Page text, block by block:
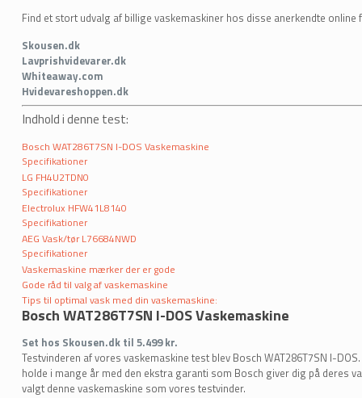
Find et stort udvalg af billige vaskemaskiner hos disse anerkendte online
Skousen.dk
Lavprishvidevarer.dk
Whiteaway.com
Hvidevareshoppen.dk
Indhold i denne test:
Bosch WAT286T7SN I-DOS Vaskemaskine
Specifikationer
LG FH4U2TDN0
Specifikationer
Electrolux HFW41L8140
Specifikationer
AEG Vask/tør L76684NWD
Specifikationer
Vaskemaskine mærker der er gode
Gode råd til valg af vaskemaskine
Tips til optimal vask med din vaskemaskine:
Bosch WAT286T7SN I-DOS Vaskemaskine
Set hos Skousen.dk til 5.499 kr.
Testvinderen af vores vaskemaskine test blev Bosch WAT286T7SN I-
holde i mange år med den ekstra garanti som Bosch giver dig på deres
valgt denne vaskemaskine som vores testvinder.